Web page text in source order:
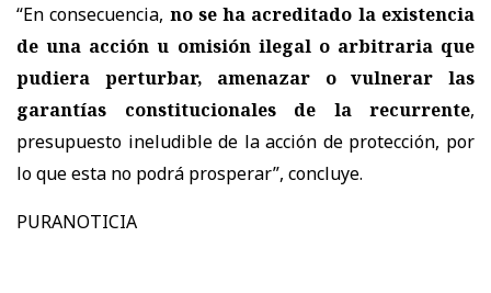
“En consecuencia, no se ha acreditado la existencia
de una acción u omisión ilegal o arbitraria que
pudiera perturbar, amenazar o vulnerar las
garantías constitucionales de la recurrente,
presupuesto ineludible de la acción de protección, por
lo que esta no podrá prosperar”, concluye.
PURANOTICIA